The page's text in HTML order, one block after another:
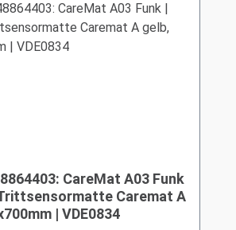
CareMat A03 Funk
Caremat A
| VDE0834